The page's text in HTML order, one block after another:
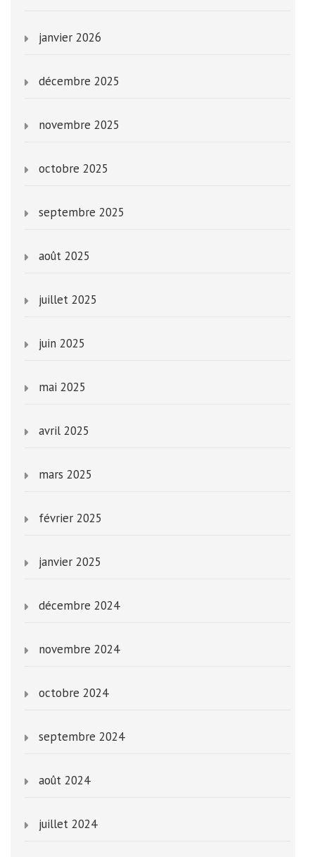
janvier 2026
décembre 2025
novembre 2025
octobre 2025
septembre 2025
août 2025
juillet 2025
juin 2025
mai 2025
avril 2025
mars 2025
février 2025
janvier 2025
décembre 2024
novembre 2024
octobre 2024
septembre 2024
août 2024
juillet 2024